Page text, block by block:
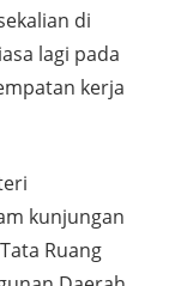
di
lagi pada
kerja
kunjungan
Ruang